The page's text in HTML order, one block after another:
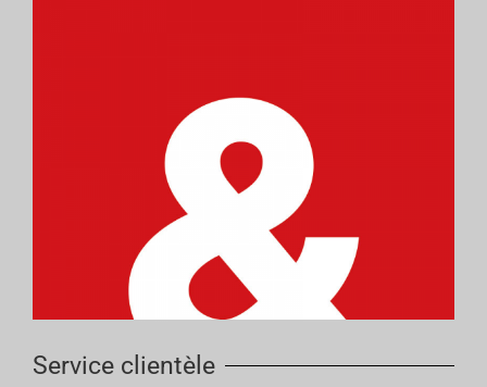
Service clientèle